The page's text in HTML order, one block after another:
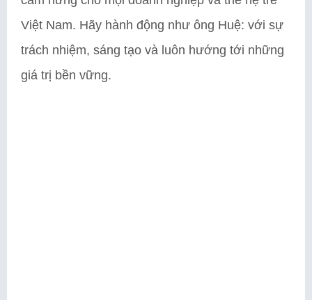
Việt Nam. Hãy hành động như ông Huệ: với sự
trách nhiệm, sáng tạo và luôn hướng tới những
giá trị bền vững.